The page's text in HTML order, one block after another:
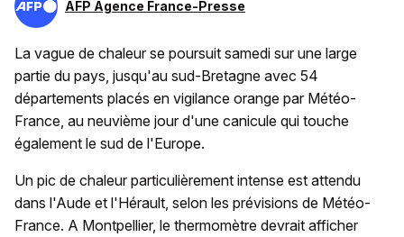
AFP Agence France-Presse
La vague de chaleur se poursuit samedi sur une large
partie du pays, jusqu'au sud-Bretagne avec 54
départements placés en vigilance orange par Météo-
France, au neuvième jour d'une canicule qui touche
également le sud de l'Europe.
Un pic de chaleur particulièrement intense est attendu
dans l'Aude et l'Hérault, selon les prévisions de Météo-
France. A Montpellier, le thermomètre devrait afficher